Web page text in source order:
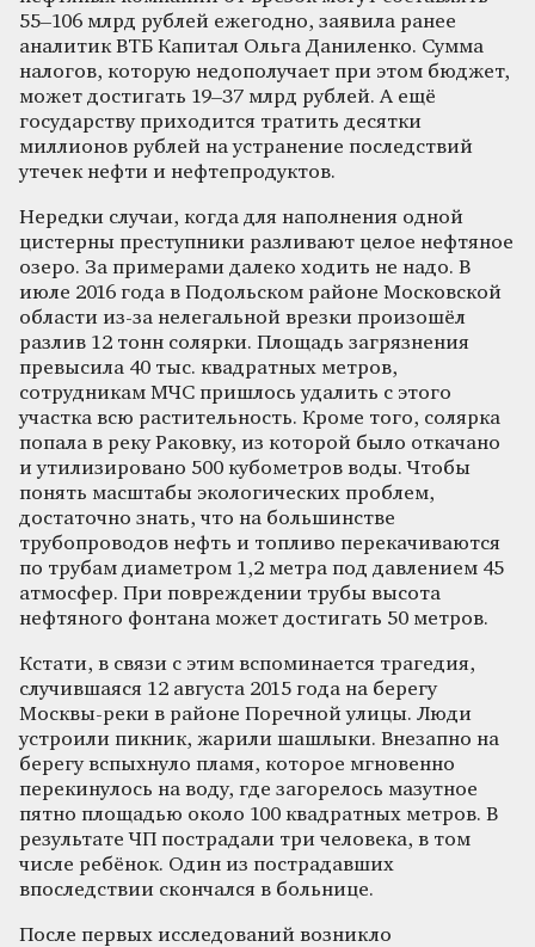
55–106 млрд рублей ежегодно, заявила ранее
аналитик ВТБ Капитал Ольга Даниленко. Сумма
налогов, которую недополучает при этом бюджет,
может достигать 19–37 млрд рублей. А ещё
государству приходится тратить десятки
миллионов рублей на устранение последствий
утечек нефти и нефтепродуктов.
Нередки случаи, когда для наполнения одной
цистерны преступники разливают целое нефтяное
озеро. За примерами далеко ходить не надо. В
июле 2016 года в Подольском районе Московской
области из-за нелегальной врезки произошёл
разлив 12 тонн солярки. Площадь загрязнения
превысила 40 тыс. квадратных метров,
сотрудникам МЧС пришлось удалить с этого
участка всю растительность. Кроме того, солярка
попала в реку Раковку, из которой было откачано
и утилизировано 500 кубометров воды. Чтобы
понять масштабы экологических проблем,
достаточно знать, что на большинстве
трубопроводов нефть и топливо перекачиваются
по трубам диаметром 1,2 метра под давлением 45
атмосфер. При повреждении трубы высота
нефтяного фонтана может достигать 50 метров.
Кстати, в связи с этим вспоминается трагедия,
случившаяся 12 августа 2015 года на берегу
Москвы-реки в районе Поречной улицы. Люди
устроили пикник, жарили шашлыки. Внезапно на
берегу вспыхнуло пламя, которое мгновенно
перекинулось на воду, где загорелось мазутное
пятно площадью около 100 квадратных метров. В
результате ЧП пострадали три человека, в том
числе ребёнок. Один из пострадавших
впоследствии скончался в больнице.
После первых исследований возникло